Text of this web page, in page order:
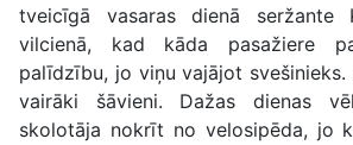
tveicīgā vasaras dienā seržante
vilcienā, kad kāda pasažiere
palīdzību, jo viņu vajājot
vairāki šāvieni. Dažas dienas
skolotāja nokrīt no velosipēda, jo